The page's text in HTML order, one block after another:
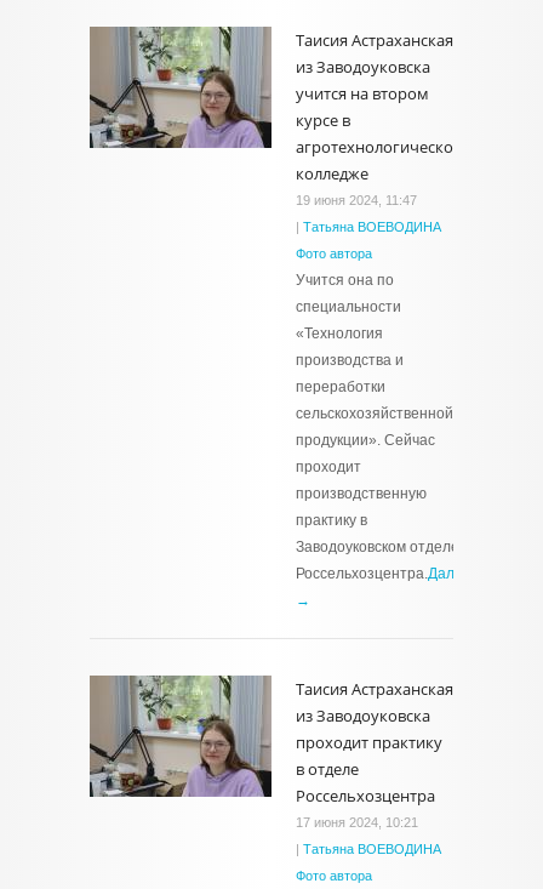
Таисия Астраханская
из Заводоуковска
учится на втором
курсе в
агротехнологическом
колледже
19 июня 2024, 11:47
| Татьяна ВОЕВОДИНА
Фото автора
Учится она по
специальности
«Технология
производства и
переработки
сельскохозяйственной
продукции». Сейчас
проходит
производственную
практику в
Заводоуковском отделе
Россельхозцентра.Далее
→
Таисия Астраханская
из Заводоуковска
проходит практику
в отделе
Россельхозцентра
17 июня 2024, 10:21
| Татьяна ВОЕВОДИНА
Фото автора